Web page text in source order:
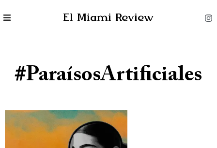
El Miami Review
#ParaísosArtificiales